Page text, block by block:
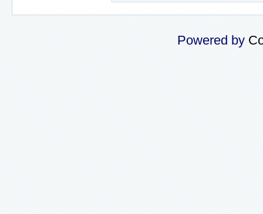
Powered by